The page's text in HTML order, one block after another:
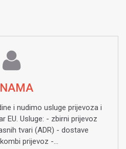
i nudimo usluge prijevoza i
EU. Usluge: - zbirni prijevoz
tvari (ADR) - dostave
prijevoz -...